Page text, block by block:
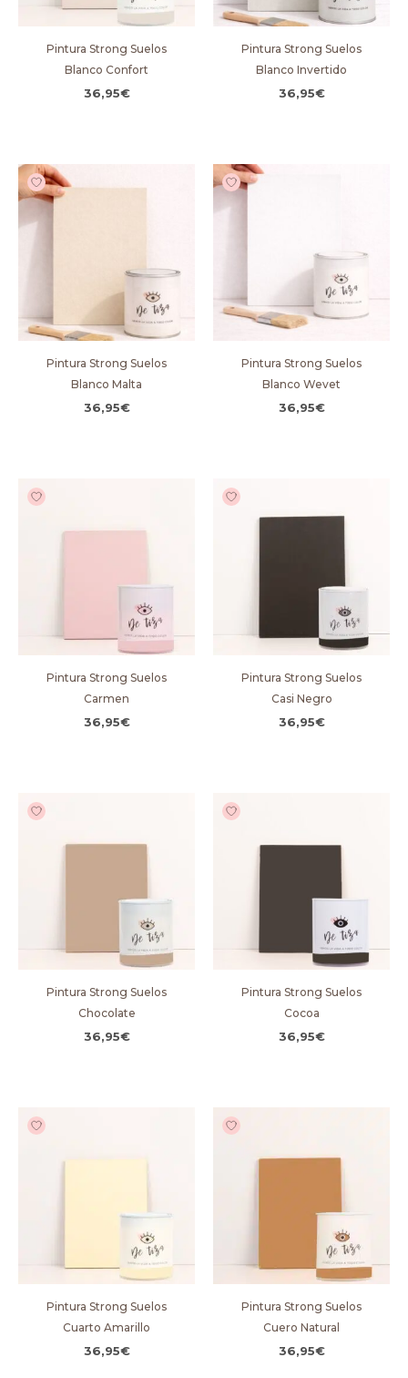
Pintura Strong Suelos
Blanco Confort
36,95€
Pintura Strong Suelos
Blanco Invertido
36,95€
Pintura Strong Suelos
Blanco Malta
36,95€
Pintura Strong Suelos
Blanco Wevet
36,95€
Pintura Strong Suelos
Carmen
36,95€
Pintura Strong Suelos
Casi Negro
36,95€
Pintura Strong Suelos
Chocolate
36,95€
Pintura Strong Suelos
Cocoa
36,95€
Pintura Strong Suelos
Cuarto Amarillo
36,95€
Pintura Strong Suelos
Cuero Natural
36,95€